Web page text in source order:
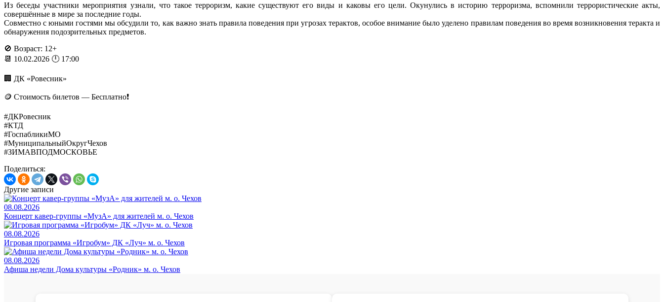
Из беседы участники мероприятия узнали, что такое терроризм, какие существуют его виды и каковы его цели. Окунулись в историю терроризма, вспомнили террористические акты,
совершённые в мире за последние годы.
Совместно с юными гостями мы обсудили то, как важно знать правила поведения при угрозах терактов, особое внимание было уделено правилам поведения во время возникновения теракта и
обнаружения подозрительных предметов.
🚫 Возраст: 12+
📆 10.02.2026 🕛 17:00
🏢 ДК «Ровесник»
🪙 Стоимость билетов — Бесплатно❗️
#ДКРовесник
#КТД
#ГоспабликиМО
#МуниципальныйОкругЧехов
#ЗИМАВПОДМОСКОВЬЕ
Поделиться:
Другие записи
08.08.2026
Концерт кавер-группы «МузА» для жителей м. о. Чехов
08.08.2026
Игровая программа «Игробум» ДК «Луч» м. о. Чехов
08.08.2026
Афиша недели Дома культуры «Родник» м. о. Чехов